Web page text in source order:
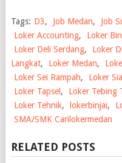
Tags: D3, Job Medan, Job
Loker Accounting, Loker
Loker Deli Serdang, Loker
Langkat, Loker Medan,
Loker Sei Rampah, Loker
Loker Tapsel , Loker Tebing
Loker Tehnik, lokerbinjai,
SMA/SMK Carilokermedan
RELATED POSTS